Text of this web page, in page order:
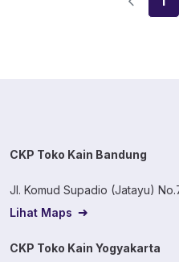
tinggi. Artikel ini
CKP Toko Kain Bandung
Jl. Komud Supadio (Jatayu)
Lihat Maps
CKP Toko Kain Yogyakarta